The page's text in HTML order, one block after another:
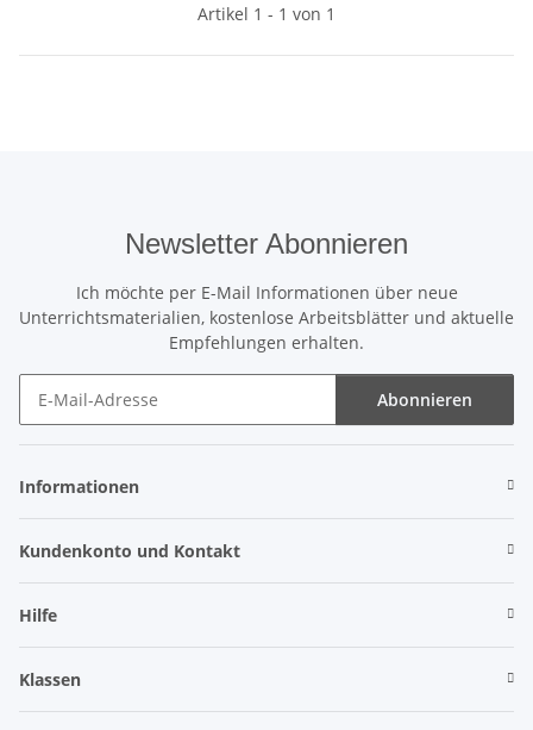
Artikel 1 - 1 von 1
Newsletter Abonnieren
Ich möchte per E-Mail Informationen über neue
Unterrichtsmaterialien, kostenlose Arbeitsblätter und aktuelle
Empfehlungen erhalten.
Abonnieren
Informationen
Kundenkonto und Kontakt
Hilfe
Klassen